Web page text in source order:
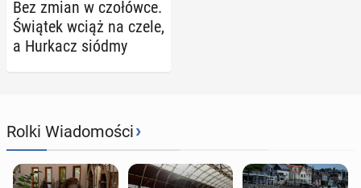
Bez zmian w czo­łów­ce.
Świątek wciąż na czele,
a Hurkacz siódmy
Rolki Wiadomości›